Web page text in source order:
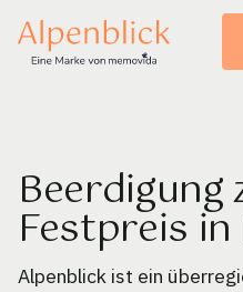
Beerdigung
Festpreis
Alpenblick ist ein